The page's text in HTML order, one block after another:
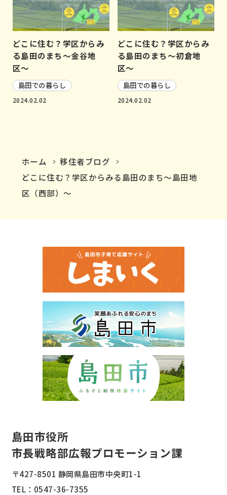
どこに住む？学区からみ
る島田のまち〜金谷地
区〜
島田での暮らし
2024.02.02
どこに住む？学区からみ
る島田のまち〜初倉地
区〜
島田での暮らし
2024.02.02
ホーム
移住者ブログ
どこに住む？学区からみる島田のまち〜島田地
区（西部）〜
島田市役所
市長戦略部広報プロモーション課
〒427-8501 静岡県島田市中央町1-1
TEL： 0547-36-7355